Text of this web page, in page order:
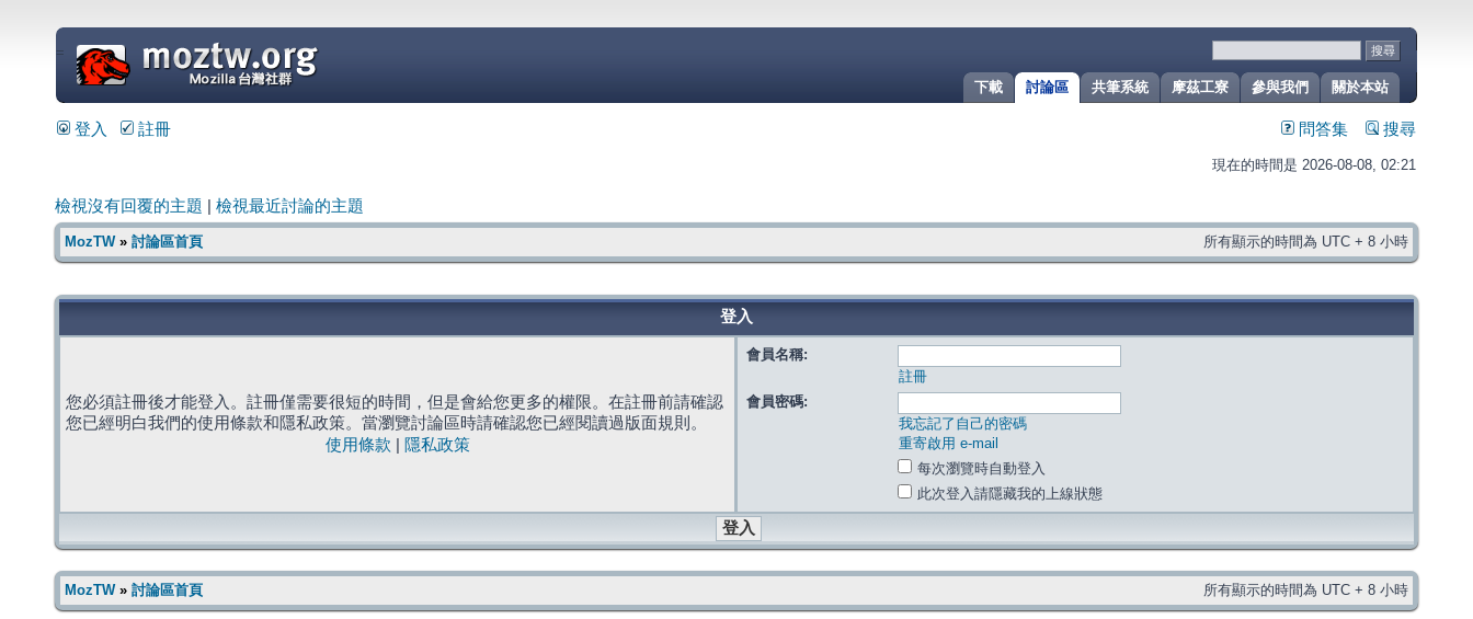
關於本站
參與我們
摩茲工寮
共筆系統
討論區
下載
=
登入 註冊 問答集 搜尋
現在的時間是 2026-08-08, 02:21
檢視沒有回覆的主題 檢視最近討論的主題
MozTW» 討論區首頁 所有顯示的時間為 UTC + 8 小時
登入
您必須註冊後才能登入。註冊僅需要很短的時間，但是會給您更多的權限。在註冊前請確認
您已經明白我們的使用條款和隱私政策。當瀏覽討論區時請確認您已經閱讀過版面規則。
使用條款
隱私政策
會員名稱:
註冊
會員密碼:
我忘記了自己的密碼
重寄啟用 e-mail
每次瀏覽時自動登入
此次登入請隱藏我的上線狀態
MozTW» 討論區首頁 所有顯示的時間為 UTC + 8 小時